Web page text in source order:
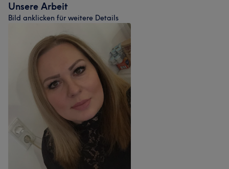
Unsere Arbeit
Bild anklicken für weitere Details